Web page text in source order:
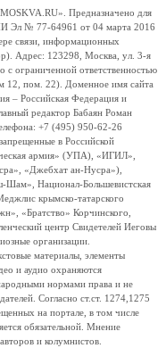
Предназначено для
Эл № 77-64961 от 04 марта 2016
связи, информационных
Адрес: 123298, Москва, ул. 3-я
ограниченной ответственностью
пом. 22). Доменное имя сайта
– Российская Федерация и
редактор Бабаян Роман
+7 (495) 950-62-26
в Российской
армия» (УПА), «ИГИЛ»,
«Джебхат ан-Нусра»),
Шам», Национал-Большевистская
крымско-татарского
«Братство» Корчинского,
центр Свидетелей Иеговы
организации.
материалы, элементы
и аудио охраняются
нормами права и не
Согласно ст.ст. 1274,1275
на портале, в том числе
обязательной. Мнение
и колумнистов.